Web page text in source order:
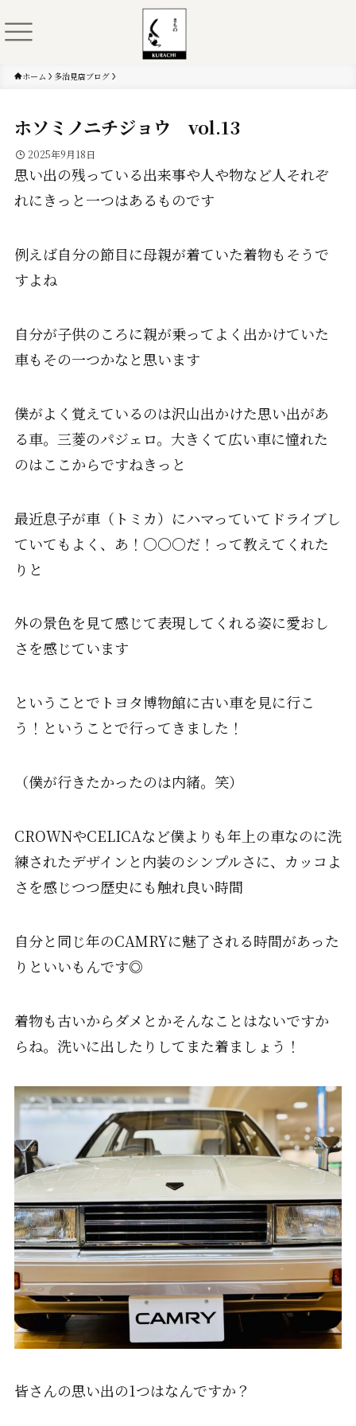
ホーム 多治見店ブログ
ホソミノニチジョウ vol.13
2025年9月18日
思い出の残っている出来事や人や物など人それぞ
れにきっと一つはあるものです
例えば自分の節目に母親が着ていた着物もそうで
すよね
自分が子供のころに親が乗ってよく出かけていた
車もその一つかなと思います
僕がよく覚えているのは沢山出かけた思い出があ
る車。三菱のパジェロ。大きくて広い車に憧れた
のはここからですねきっと
最近息子が車（トミカ）にハマっていてドライブし
ていてもよく、あ！〇〇〇だ！って教えてくれた
りと
外の景色を見て感じて表現してくれる姿に愛おし
さを感じています
ということでトヨタ博物館に古い車を見に行こ
う！ということで行ってきました！
（僕が行きたかったのは内緒。笑）
CROWNやCELICAなど僕よりも年上の車なのに洗
練されたデザインと内装のシンプルさに、カッコよ
さを感じつつ歴史にも触れ良い時間
自分と同じ年のCAMRYに魅了される時間があった
りといいもんです◎
着物も古いからダメとかそんなことはないですか
らね。洗いに出したりしてまた着ましょう！
皆さんの思い出の1つはなんですか？